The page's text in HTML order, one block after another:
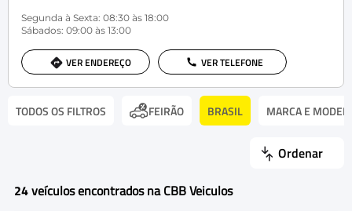
Segunda à Sexta: 08:30 às 18:00
Sábados: 09:00 às 13:00
VER ENDEREÇO VER TELEFONE
TODOS OS FILTROS FEIRÃO BRASIL MARCA E
Ordenar
24veículos encontrados na CBB Veiculos